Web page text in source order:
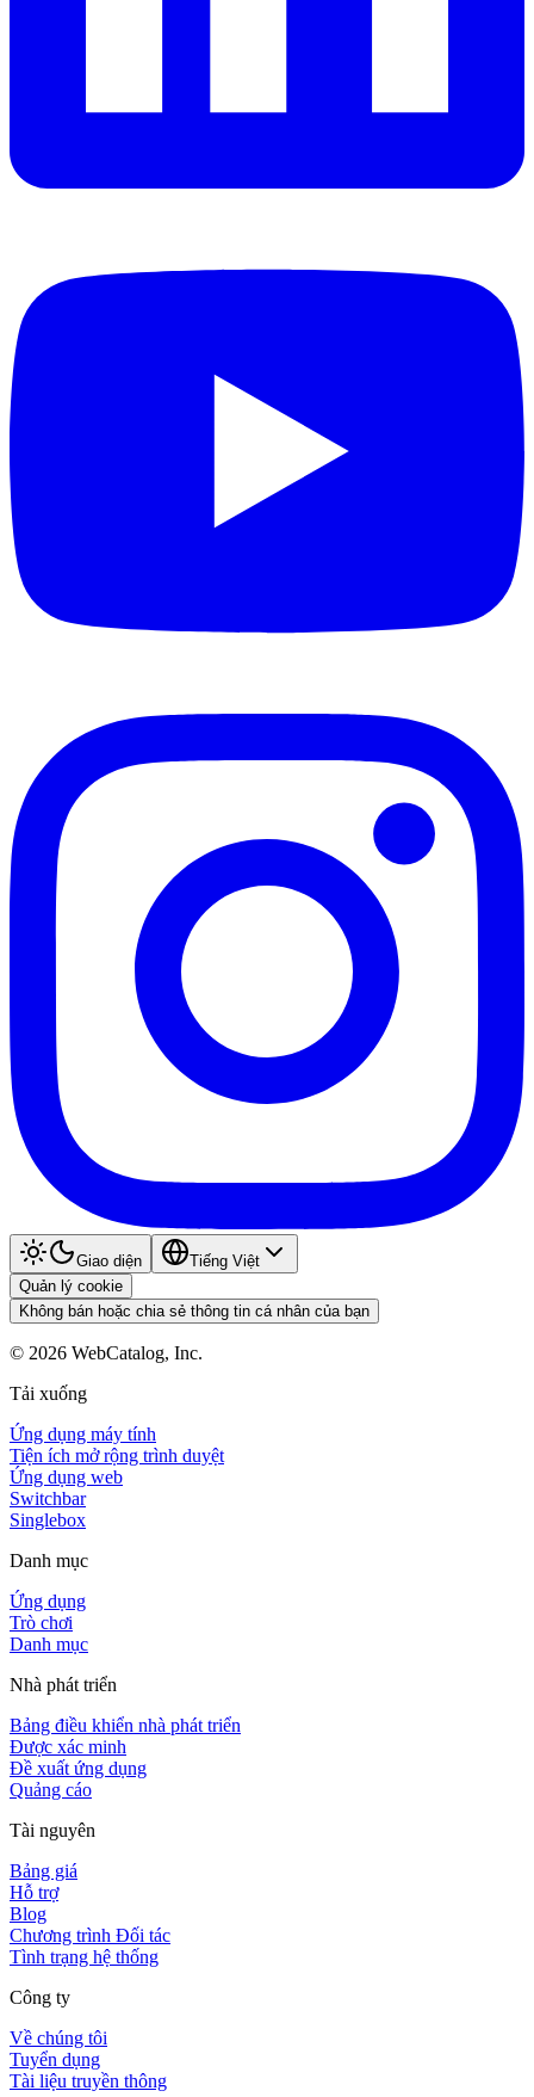
Giao diện
Tiếng Việt
Quản lý cookie
Không bán hoặc chia sẻ thông tin cá nhân của bạn
© 2026 WebCatalog, Inc.
Tải xuống
Ứng dụng máy tính
Tiện ích mở rộng trình duyệt
Ứng dụng web
Switchbar
Singlebox
Danh mục
Ứng dụng
Trò chơi
Danh mục
Nhà phát triển
Bảng điều khiển nhà phát triển
Được xác minh
Đề xuất ứng dụng
Quảng cáo
Tài nguyên
Bảng giá
Hỗ trợ
Blog
Chương trình Đối tác
Tình trạng hệ thống
Công ty
Về chúng tôi
Tuyển dụng
Tài liệu truyền thông